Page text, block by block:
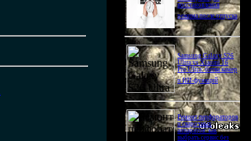
восстановления
режима после отпуска
Samsung Galaxy S26
Ultra vs Xiaomi 16
Pro Ultra: битва камер
и ИИ-функций
Ремонт перфораторов
и сварочных
аппаратов: как
выбрать сервис без